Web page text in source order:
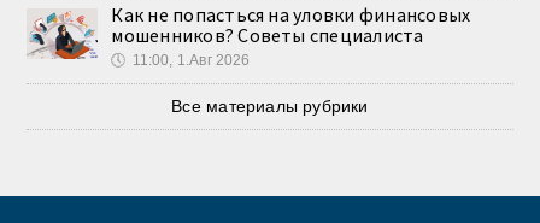
Как не попасться на уловки финансовых
мошенников? Советы специалиста
🕔 11:00, 1.Авг 2026
Все материалы рубрики